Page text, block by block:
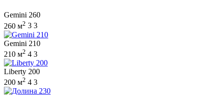
Gemini 260
260 м2 3 3
Gemini 210
210 м2 4 3
Liberty 200
200 м2 4 3